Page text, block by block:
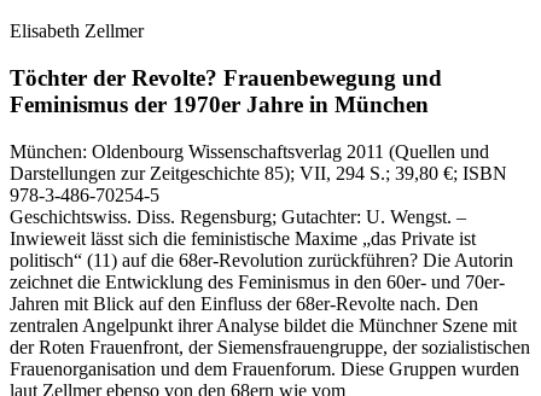
Elisabeth Zellmer
Töchter der Revolte? Frauenbewegung und
Feminismus der 1970er Jahre in München
München: Oldenbourg Wissenschaftsverlag 2011 (Quellen und
Darstellungen zur Zeitgeschichte 85); VII, 294 S.; 39,80 €; ISBN
978-3-486-70254-5
Geschichtswiss. Diss. Regensburg; Gutachter: U. Wengst. –
Inwieweit lässt sich die feministische Maxime „das Private ist
politisch“ (11) auf die 68er-Revolution zurückführen? Die Autorin
zeichnet die Entwicklung des Feminismus in den 60er- und 70er-
Jahren mit Blick auf den Einfluss der 68er-Revolte nach. Den
zentralen Angelpunkt ihrer Analyse bildet die Münchner Szene mit
der Roten Frauenfront, der Siemensfrauengruppe, der sozialistischen
Frauenorganisation und dem Frauenforum. Diese Gruppen wurden
laut Zellmer ebenso von den 68ern wie vom